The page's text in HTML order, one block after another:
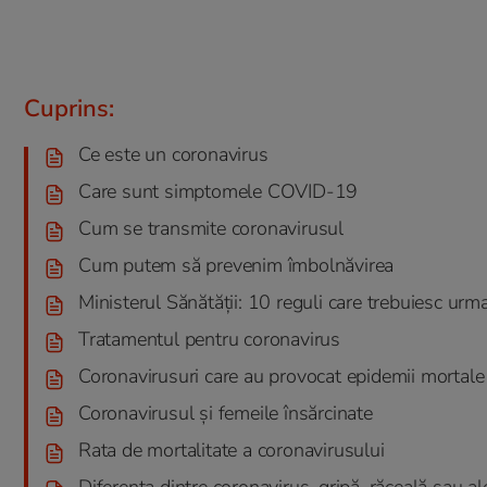
Cuprins:
Ce este un coronavirus
Care sunt simptomele COVID-19
Cum se transmite coronavirusul
Cum putem să prevenim îmbolnăvirea
Ministerul Sănătății: 10 reguli care trebuiesc
Tratamentul pentru coronavirus
Coronavirusuri care au provocat epidemii mortale
Coronavirusul și femeile însărcinate
Rata de mortalitate a coronavirusului